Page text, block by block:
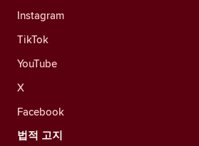
Instagram
TikTok
YouTube
X
Facebook
법적 고지